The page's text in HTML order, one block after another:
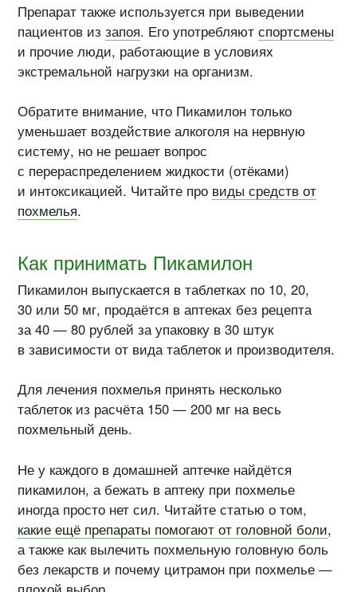
Препарат также используется при выведении
пациентов иззапоя. Его употребляютспортсмены
и прочие люди, работающие в условиях
экстремальной нагрузки на организм.
Обратите внимание, что Пикамилон только
уменьшает воздействие алкоголя на нервную
систему, но не решает вопрос
с перераспределением жидкости (отёками)
и интоксикацией. Читайте про виды средств от
похмелья.
Как принимать Пикамилон
Пикамилон выпускается в таблетках по 10, 20,
30 или 50 мг, продаётся в аптеках без рецепта
за 40 — 80 рублей за упаковку в 30 штук
в зависимости от вида таблеток и производителя.
Для лечения похмелья принять несколько
таблеток из расчёта 150 — 200 мг на весь
похмельный день.
Не у каждого в домашней аптечке найдётся
пикамилон, а бежать в аптеку при похмелье
иногда просто нет сил. Читайте статью о том,
какие ещё препараты помогают от головной боли,
а также как вылечить похмельную головную боль
без лекарств и почему цитрамон при похмелье —